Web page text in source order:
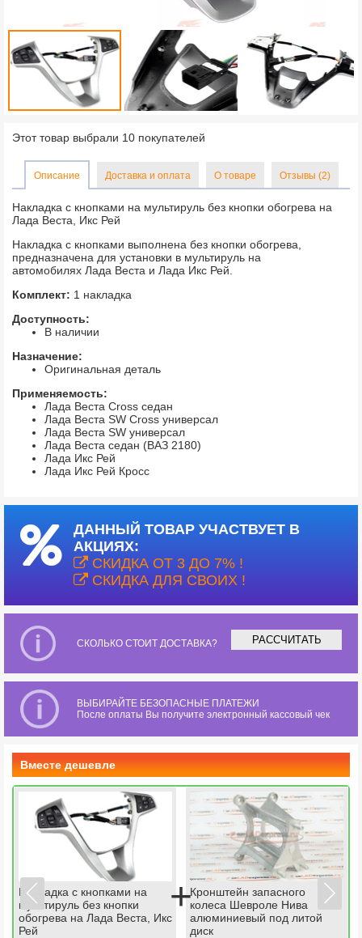
Этот товар выбрали 10 покупателей
Описание Доставка и оплата О товаре Отзывы (2)
Накладка с кнопками на мультируль без кнопки обогрева на
Лада Веста, Икс Рей
Накладка с кнопками выполнена без кнопки обогрева,
предназначена для установки в мультируль на
автомобилях Лада Веста и Лада Икс Рей.
Комплект: 1 накладка
Доступность:
В наличии
Назначение:
Оригинальная деталь
Применяемость:
Лада Веста Cross седан
Лада Веста SW Cross универсал
Лада Веста SW универсал
Лада Веста седан (ВАЗ 2180)
Лада Икс Рей
Лада Икс Рей Кросс
ДАННЫЙ ТОВАР УЧАСТВУЕТ В
АКЦИЯХ:
СКИДКА ОТ 3 ДО 7% !
СКИДКА ДЛЯ СВОИХ !
СКОЛЬКО СТОИТ ДОСТАВКА? РАССЧИТАТЬ
ВЫБИРАЙТЕ БЕЗОПАСНЫЕ ПЛАТЕЖИ
После оплаты Вы получите электронный кассовый чек
Вместе дешевле
Накладка с кнопками на
мультируль без кнопки
обогрева на Лада Веста, Икс
Рей
+Кронштейн запасного
колеса Шевроле Нива
алюминиевый под литой
диск